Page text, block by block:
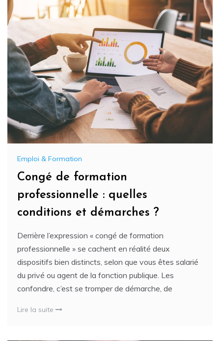
Emploi & Formation
Congé de formation
professionnelle : quelles
conditions et démarches ?
Derrière l’expression « congé de formation
professionnelle » se cachent en réalité deux
dispositifs bien distincts, selon que vous êtes salarié
du privé ou agent de la fonction publique. Les
confondre, c’est se tromper de démarche, de
Lire la suite